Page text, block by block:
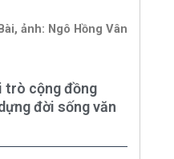
ảnh: Ngô Hồng Vân
trò cộng đồng
đời sống văn